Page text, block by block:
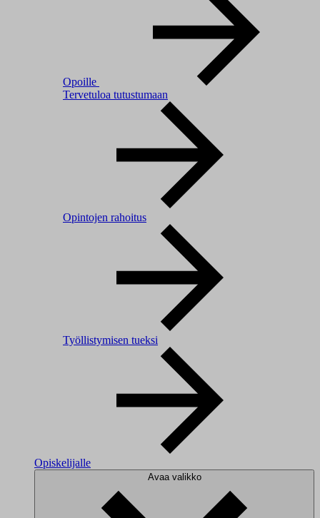
Opoille
Tervetuloa tutustumaan
Opintojen rahoitus
Työllistymisen tueksi
Opiskelijalle
Avaa valikko